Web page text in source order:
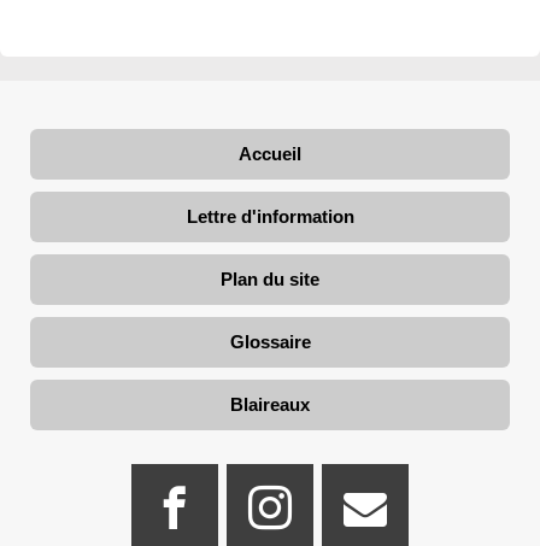
Accueil
Lettre d'information
Plan du site
Glossaire
Blaireaux